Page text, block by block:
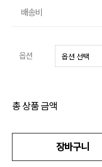
니트배송비
옵션
총 상품 금액
장바구니